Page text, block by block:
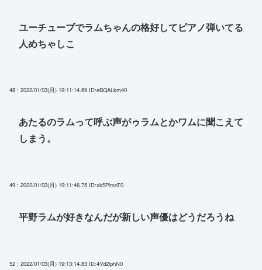
ユーチューブでラムちゃんの格好してピアノ弾いてる
人めちゃしこ
48 : 2022/01/03(月) 19:11:14.69 ID:eBQALkm40
あたるのラムって呼ぶ声がゥラムとかワムに聞こえて
しまう。
49 : 2022/01/03(月) 19:11:46.75 ID:xk5PimnT0
平野ラムが好きなんだが新しい声優はどうだろうね
52 : 2022/01/03(月) 19:13:14.83 ID:4Yd2lphN0